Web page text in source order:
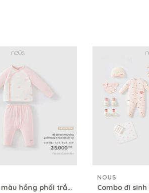
Bộ dài tay màu hồng phối trắng in họa tiết con voi
NOUS